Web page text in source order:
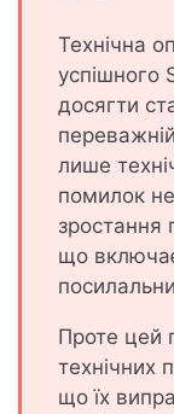
Технічна
успішного
досягти
лише
помилок
зростання
що
Проте цей
технічних
що їх